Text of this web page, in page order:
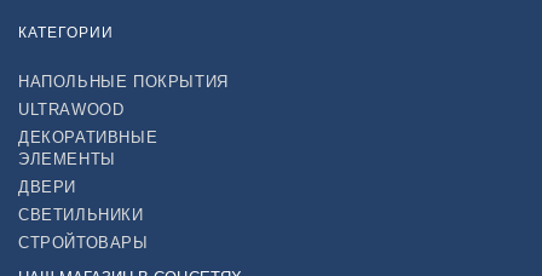
КАТЕГОРИИ
НАПОЛЬНЫЕ ПОКРЫТИЯ
ULTRAWOOD
ДЕКОРАТИВНЫЕ
ЭЛЕМЕНТЫ
ДВЕРИ
СВЕТИЛЬНИКИ
СТРОЙТОВАРЫ